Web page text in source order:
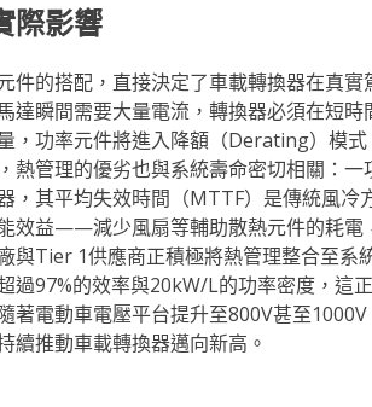
際影響
件的搭配，直接決定了車載轉換器在真
達瞬間需要大量電流，轉換器必須在短
，功率元件將進入降額（Derating）模
熱管理的優劣也與系統壽命密切相關：
，其平均失效時間（MTTF）是傳統風冷
效益——減少風扇等輔助散熱元件的耗電
與Tier 1供應商正積極將熱管理整合至系
過97%的效率與20kW/L的功率密度，這
著電動車電壓平台提升至800V甚至
續推動車載轉換器邁向新高。